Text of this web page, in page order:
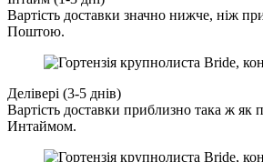
Вартість доставки значно нижче, ніж
Поштою.
Делівері (3-5 днів)
Вартість доставки приблизно така ж як
Интаймом.